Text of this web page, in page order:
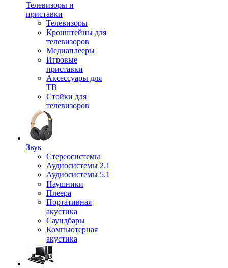
Телевизоры и
приставки
Телевизоры
Кронштейны для
телевизоров
Медиаплееры
Игровые
приставки
Аксессуары для
ТВ
Стойки для
телевизоров
Звук
Стереосистемы
Аудиосистемы 2.1
Аудиосистемы 5.1
Наушники
Плеера
Портативная
акустика
Саундбары
Компьютерная
акустика